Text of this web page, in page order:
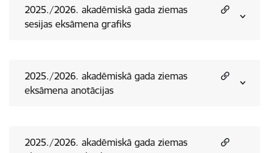
2025./2026. akadēmiskā gada ziemas
sesijas eksāmena grafiks
2025./2026. akadēmiskā gada ziemas
eksāmena anotācijas
2025./2026. akadēmiskā gada ziemas